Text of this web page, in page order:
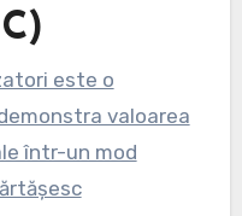
este o
valoarea
într-un mod